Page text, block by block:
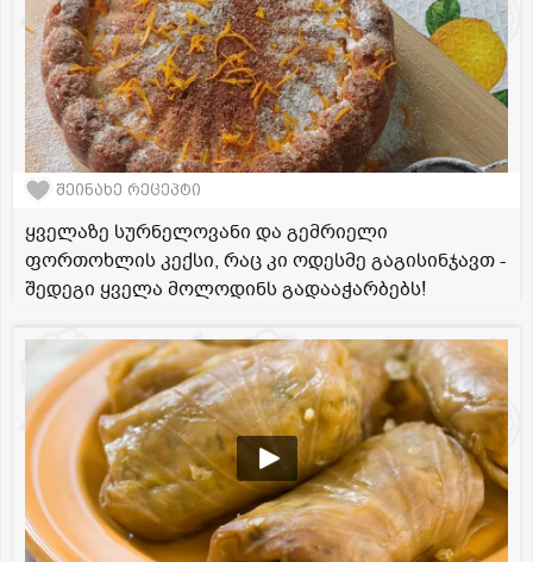
შეინახე რეცეპტი
ყველაზე სურნელოვანი და გემრიელი
ფორთოხლის კექსი, რაც კი ოდესმე გაგისინჯავთ -
შედეგი ყველა მოლოდინს გადააჭარბებს!